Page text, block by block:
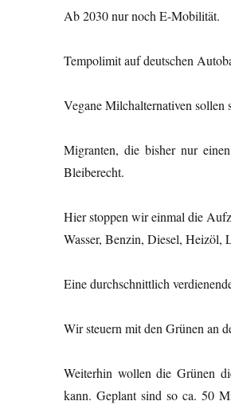
Ab 2030 nur noch E-Mobilität.
Tempolimit auf deutschen
Vegane Milchalternativen sollen
Migranten, die bisher nur
Bleiberecht.
Hier stoppen wir einmal die
Wasser, Benzin, Diesel, Heizöl,
Eine durchschnittlich
Wir steuern mit den Grünen an
Weiterhin wollen die Grünen
kann. Geplant sind so ca. 50